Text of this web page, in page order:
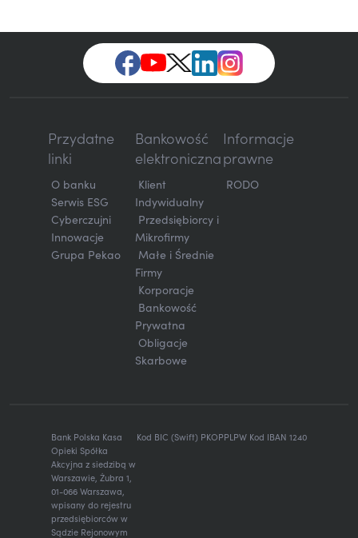
Przydatne
linki
O banku
Serwis ESG
Cyberczujni
Innowacje
Grupa Pekao
Bankowość
elektroniczna
Klient
Indywidualny
Przedsiębiorcy i
Mikrofirmy
Małe i Średnie
Firmy
Korporacje
Bankowość
Prywatna
Obligacje
Skarbowe
Informacje
prawne
RODO
Bank Polska Kasa
Opieki Spółka
Akcyjna z siedzibą w
Warszawie, Żubra 1,
01-066 Warszawa,
wpisany do rejestru
przedsiębiorców w
Sądzie Rejonowym
Kod BIC (Swift) PKOPPLPW Kod IBAN 1240